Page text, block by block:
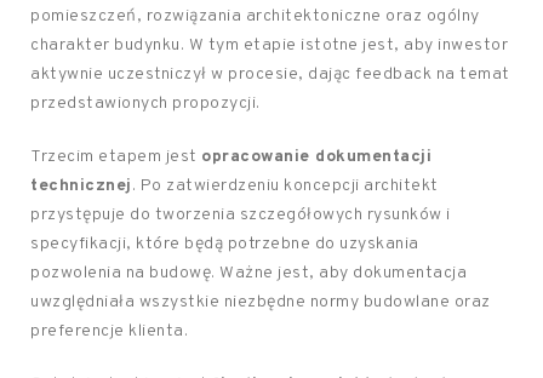
pomieszczeń, rozwiązania architektoniczne oraz ogólny
charakter budynku. W tym etapie istotne jest, aby inwestor
aktywnie uczestniczył w procesie, dając feedback na temat
przedstawionych propozycji.
Trzecim etapem jest opracowanie dokumentacji
technicznej. Po zatwierdzeniu koncepcji architekt
przystępuje do tworzenia szczegółowych rysunków i
specyfikacji, które będą potrzebne do uzyskania
pozwolenia na budowę. Ważne jest, aby dokumentacja
uwzględniała wszystkie niezbędne normy budowlane oraz
preferencje klienta.